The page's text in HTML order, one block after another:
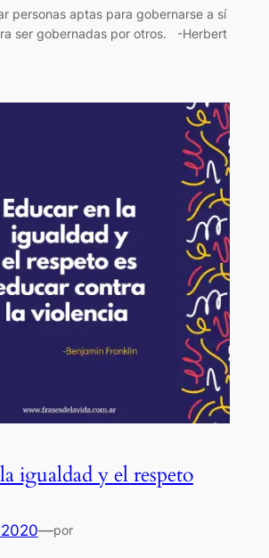
personas aptas para gobernarse a sí
ser gobernadas por otros. -Herbert
igualdad y el respeto
—por